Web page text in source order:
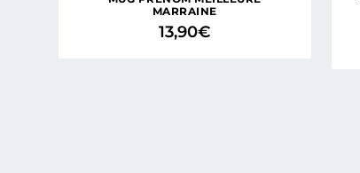
MARRAINE
13,90€